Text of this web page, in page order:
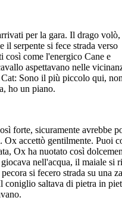
per la gara. Il drago volò,
il serpente si fece strada verso
come l'energico Cane e
aspettavano nelle
Sono il più piccolo qui,
ho un piano.
forte, sicuramente avrebbe
Ox accettò gentilmente. Puoi
Ox ha nuotato così
nell'acqua, il maiale si
si fecero strada su una
saltava di pietra in